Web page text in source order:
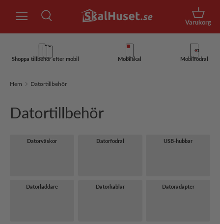
Hoppa till innehåll
Sök
Korg
Varukorg
Shoppa tillbehör efter mobil Mobilskal Mobilfodral
Hem Datortillbehör
Datortillbehör
Datorväskor Datorfodral USB-hubbar
Datorladdare Datorkablar Datoradapter